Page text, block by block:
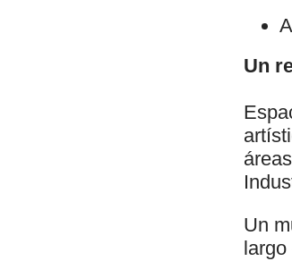
Un
Un